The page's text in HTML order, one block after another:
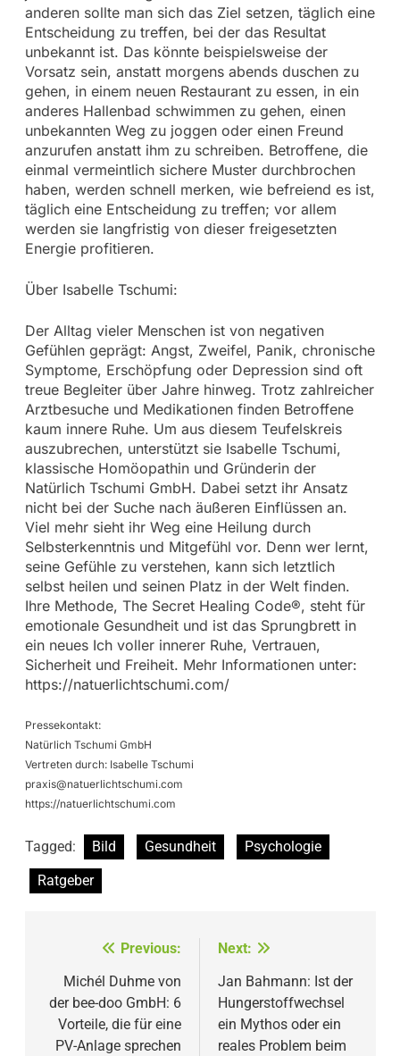
anderen sollte man sich das Ziel setzen, täglich eine
Entscheidung zu treffen, bei der das Resultat
unbekannt ist. Das könnte beispielsweise der
Vorsatz sein, anstatt morgens abends duschen zu
gehen, in einem neuen Restaurant zu essen, in ein
anderes Hallenbad schwimmen zu gehen, einen
unbekannten Weg zu joggen oder einen Freund
anzurufen anstatt ihm zu schreiben. Betroffene, die
einmal vermeintlich sichere Muster durchbrochen
haben, werden schnell merken, wie befreiend es ist,
täglich eine Entscheidung zu treffen; vor allem
werden sie langfristig von dieser freigesetzten
Energie profitieren.
Über Isabelle Tschumi:
Der Alltag vieler Menschen ist von negativen
Gefühlen geprägt: Angst, Zweifel, Panik, chronische
Symptome, Erschöpfung oder Depression sind oft
treue Begleiter über Jahre hinweg. Trotz zahlreicher
Arztbesuche und Medikationen finden Betroffene
kaum innere Ruhe. Um aus diesem Teufelskreis
auszubrechen, unterstützt sie Isabelle Tschumi,
klassische Homöopathin und Gründerin der
Natürlich Tschumi GmbH. Dabei setzt ihr Ansatz
nicht bei der Suche nach äußeren Einflüssen an.
Viel mehr sieht ihr Weg eine Heilung durch
Selbsterkenntnis und Mitgefühl vor. Denn wer lernt,
seine Gefühle zu verstehen, kann sich letztlich
selbst heilen und seinen Platz in der Welt finden.
Ihre Methode, The Secret Healing Code®, steht für
emotionale Gesundheit und ist das Sprungbrett in
ein neues Ich voller innerer Ruhe, Vertrauen,
Sicherheit und Freiheit. Mehr Informationen unter:
https://natuerlichtschumi.com/
Pressekontakt:
Natürlich Tschumi GmbH
Vertreten durch: Isabelle Tschumi
praxis@natuerlichtschumi.com
https://natuerlichtschumi.com
Tagged: Bild Gesundheit
Psychologie
Ratgeber
Beitragsnavigation
Previous:
Michél Duhme von
der bee-doo GmbH: 6
Vorteile, die für eine
PV-Anlage sprechen
Next:
Jan Bahmann: Ist der
Hungerstoffwechsel
ein Mythos oder ein
reales Problem beim